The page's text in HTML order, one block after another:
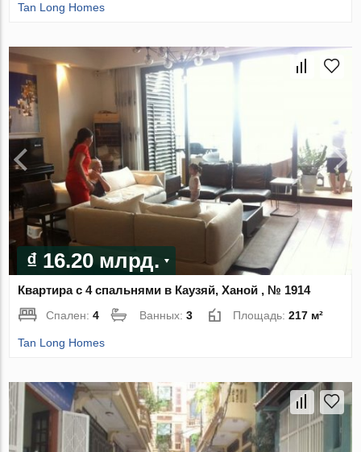
Tan Long Homes
₫ 16.20 млрд.
Квартира с 4 спальнями в Каузяй, Ханой , № 1914
Спален:4 Ванных:3 Площадь:217 м²
Tan Long Homes